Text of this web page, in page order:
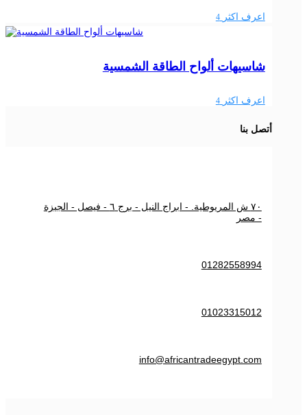
اعرف اكثر 4
شاسيهات ألواح الطاقة الشمسية
اعرف اكثر 4
أتصل بنا
٧٠ ش المريوطية. - ابراج النيل - برج ٦ - فيصل - الجيزة
- مصر
01282558994
01023315012
info@africantradeegypt.com